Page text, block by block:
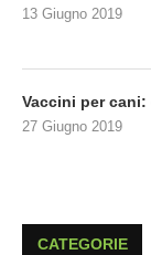
13 Giugno 2019
Vaccini per
27 Giugno 2019
CATEGORIE